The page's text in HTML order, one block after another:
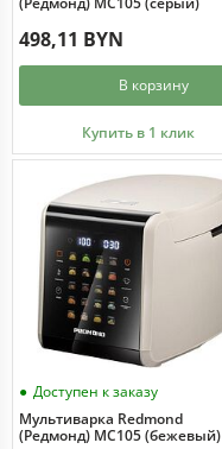
498,11 BYN
В корзину
Купить в 1 клик
Доступен к заказу
Мультиварка Redmond
(Редмонд) MC105 (бежевый)